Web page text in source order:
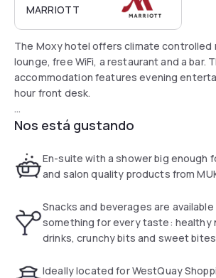
MARRIOTT
The Moxy hotel offers climate controlled
lounge, free WiFi, a restaurant and a bar.
accommodation features evening
hour front desk.
All guest rooms at the hotel come with a
bathroom with free toiletries and a
Southampton the rooms come with bed
Nos está gustando
En-suite with a shower big enough
and salon quality products from
Snacks and beverages are
something for every taste: healthy
drinks, crunchy bits and sweet
Ideally located for WestQuay